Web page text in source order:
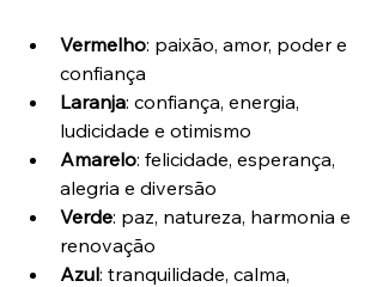
Vermelho: paixão, amor, poder e
confiança
Laranja: confiança, energia,
ludicidade e otimismo
Amarelo: felicidade, esperança,
alegria e diversão
Verde: paz, natureza, harmonia e
renovação
Azul: tranquilidade, calma,